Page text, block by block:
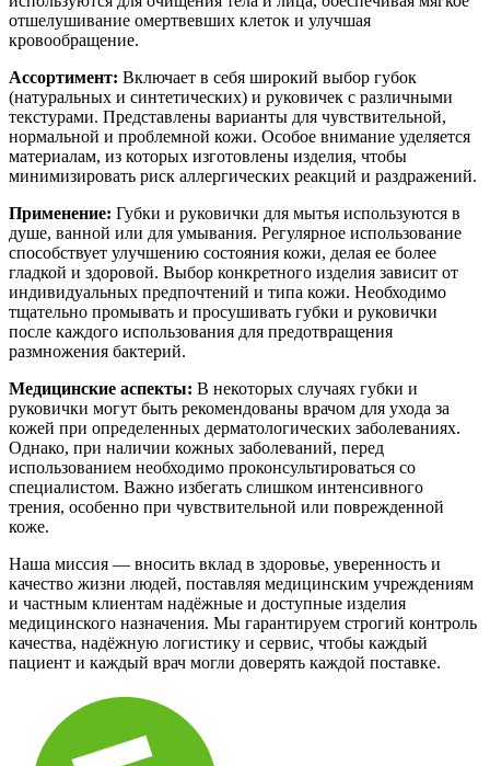
отшелушивание омертвевших клеток и улучшая
кровообращение.
Ассортимент: Включает в себя широкий выбор губок
(натуральных и синтетических) и руковичек с различными
текстурами. Представлены варианты для чувствительной,
нормальной и проблемной кожи. Особое внимание уделяется
материалам, из которых изготовлены изделия, чтобы
минимизировать риск аллергических реакций и раздражений.
Применение: Губки и руковички для мытья используются в
душе, ванной или для умывания. Регулярное использование
способствует улучшению состояния кожи, делая ее более
гладкой и здоровой. Выбор конкретного изделия зависит от
индивидуальных предпочтений и типа кожи. Необходимо
тщательно промывать и просушивать губки и руковички
после каждого использования для предотвращения
размножения бактерий.
Медицинские аспекты: В некоторых случаях губки и
руковички могут быть рекомендованы врачом для ухода за
кожей при определенных дерматологических заболеваниях.
Однако, при наличии кожных заболеваний, перед
использованием необходимо проконсультироваться со
специалистом. Важно избегать слишком интенсивного
трения, особенно при чувствительной или поврежденной
коже.
Наша миссия — вносить вклад в здоровье, уверенность и
качество жизни людей, поставляя медицинским учреждениям
и частным клиентам надёжные и доступные изделия
медицинского назначения. Мы гарантируем строгий контроль
качества, надёжную логистику и сервис, чтобы каждый
пациент и каждый врач могли доверять каждой поставке.